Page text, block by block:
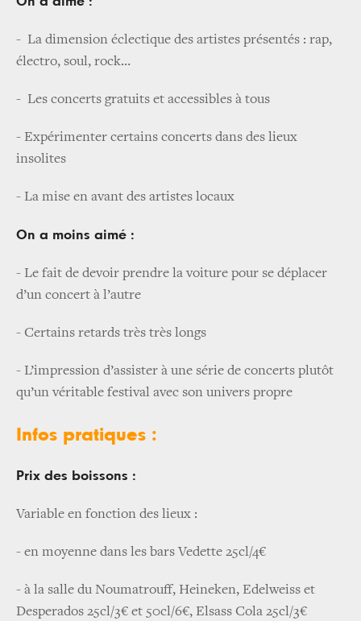
- La dimension éclectique des artistes présentés : rap,
électro, soul, rock…
- Les concerts gratuits et accessibles à tous
- Expérimenter certains concerts dans des lieux
insolites
- La mise en avant des artistes locaux
On a moins aimé :
- Le fait de devoir prendre la voiture pour se déplacer
d’un concert à l’autre
- Certains retards très très longs
- L’impression d’assister à une série de concerts plutôt
qu’un véritable festival avec son univers propre
Infos pratiques :
Prix des boissons :
Variable en fonction des lieux :
- en moyenne dans les bars Vedette 25cl/4€
- à la salle du Noumatrouff, Heineken, Edelweiss et
Desperados 25cl/3€ et 50cl/6€, Elsass Cola 25cl/3€